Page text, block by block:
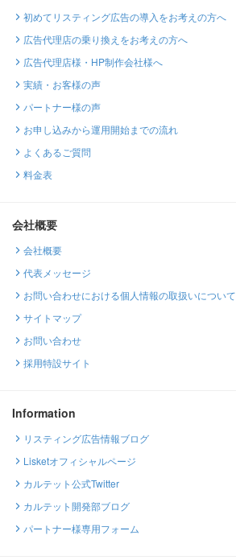
初めてリスティング広告の導入をお考えの方へ
広告代理店の乗り換えをお考えの方へ
広告代理店様・HP制作会社様へ
実績・お客様の声
パートナー様の声
お申し込みから運用開始までの流れ
よくあるご質問
料金表
会社概要
会社概要
代表メッセージ
お問い合わせにおける個人情報の取扱いについて
サイトマップ
お問い合わせ
採用特設サイト
Information
リスティング広告情報ブログ
Lisketオフィシャルページ
カルテット公式Twitter
カルテット開発部ブログ
パートナー様専用フォーム